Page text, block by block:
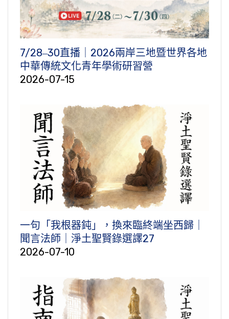
7/28‒30直播｜2026兩岸三地暨世界各地
中華傳統文化青年學術研習營
2026-07-15
一句「我根器鈍」，換來臨終端坐西歸｜
聞言法師｜淨土聖賢錄選譯27
2026-07-10